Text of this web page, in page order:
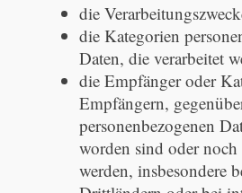
die
die Kategorien
Daten, die verarbeitet
die Empfänger oder
Empfängern,
personenbezogenen
worden sind oder
werden, insbesondere